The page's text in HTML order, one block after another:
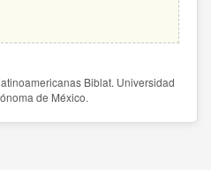
Biblat. Universidad
de México.